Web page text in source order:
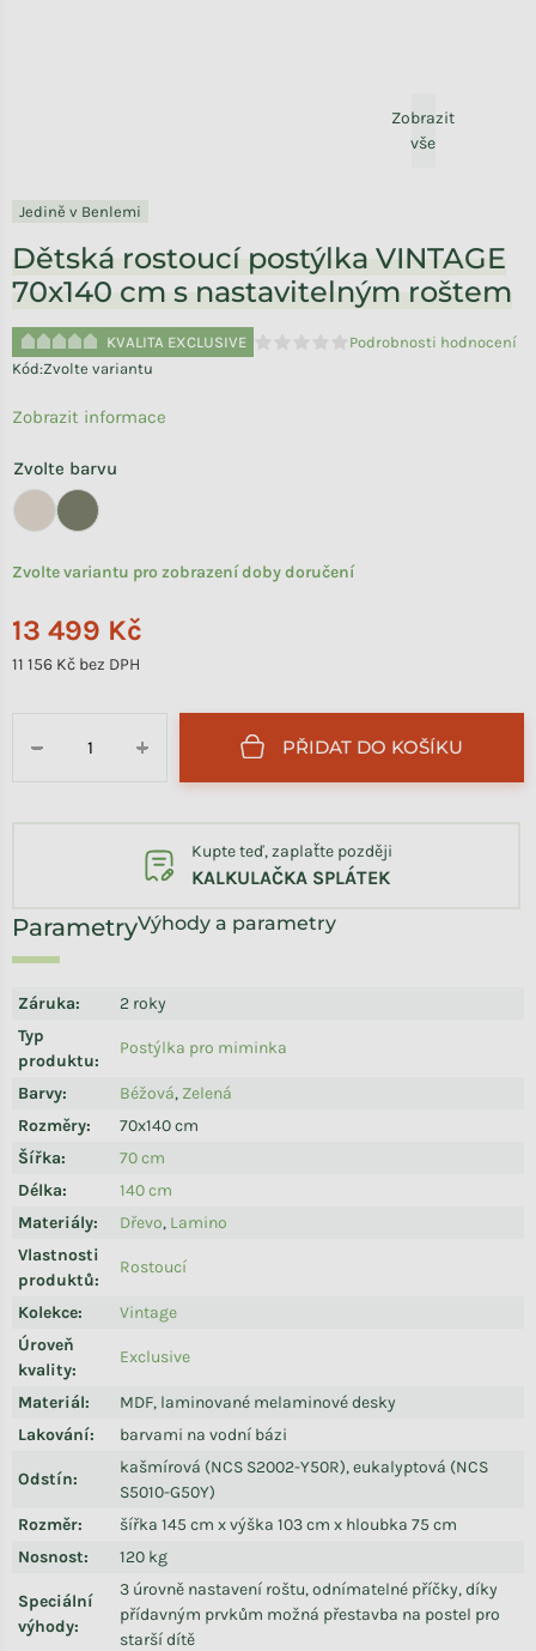
Zobrazit
vše
Jedině v Benlemi
Dětská rostoucí postýlka VINTAGE
70x140 cm s nastavitelným roštem
KVALITA EXCLUSIVE
Průměrné hodnocení produktu
Podrobnosti hodnocení
Kód:Zvolte variantu
13 499 Kč
11 156 Kč bez DPH
Zvolte variantu pro zobrazení doby doručení
Zvolte barvu
+
− PŘIDAT DO KOŠÍKU
Výhody a parametry
Záruka:
2 roky
Typ
produktu:
Postýlka pro miminka
Barvy: Béžová, Zelená
Rozměry:
70x140 cm
Šířka:
70 cm
Délka:
140 cm
Materiály: Dřevo, Lamino
Vlastnosti
produktů:
Rostoucí
Kolekce:
Vintage
Úroveň
kvality:
Exclusive
Materiál:
MDF, laminované melaminové desky
Lakování: barvami na vodní bázi
Odstín:
kašmírová (NCS S2002-Y50R), eukalyptová (NCS
S5010-G50Y)
Rozměr:
šířka 145 cm x výška 103 cm x hloubka 75 cm
Nosnost: 120 kg
Speciální
výhody:
3 úrovně nastavení roštu, odnímatelné příčky, díky
přídavným prvkům možná přestavba na postel pro
starší dítě
Kupte teď, zaplaťte později
KALKULAČKA SPLÁTEK
Zobrazit informace